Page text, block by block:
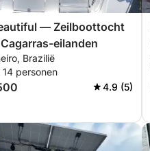
— Zeilboottocht
eilanden
Brazilië
14 personen
4.9 (5)